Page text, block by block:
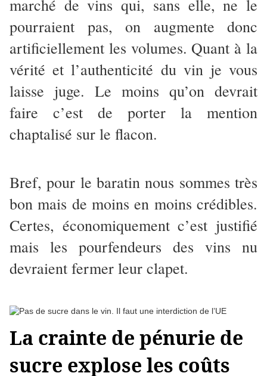
marché de vins qui, sans elle, ne le
pourraient pas, on augmente donc
artificiellement les volumes. Quant à la
vérité et l’authenticité du vin je vous
laisse juge. Le moins qu’on devrait
faire c’est de porter la mention
chaptalisé sur le flacon.
Bref, pour le baratin nous sommes très
bon mais de moins en moins crédibles.
Certes, économiquement c’est justifié
mais les pourfendeurs des vins nu
devraient fermer leur clapet.
La crainte de pénurie de
sucre explose les coûts